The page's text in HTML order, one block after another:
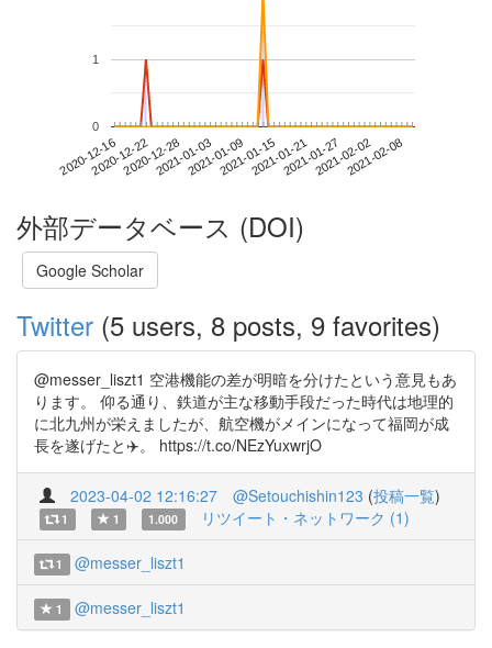
2020-12-162020-12-222020-12-282021-01-032021-01-092021-01-152021-01-212021-01-272021-02-022021-02-08
0
1
外部データベース (DOI)
Google Scholar
Twitter (5 users, 8 posts, 9 favorites)
@messer_liszt1 空港機能の差が明暗を分けたという意見もあ
ります。 仰る通り、鉄道が主な移動手段だった時代は地理的
に北九州が栄えましたが、航空機がメインになって福岡が成
長を遂げたと✈️。 https://t.co/NEzYuxwrjO
2023-04-02 12:16:27 @Setouchishin123 (投稿一覧)
1 1 1.000 リツイート・ネットワーク (1)
1 @messer_liszt1
1 @messer_liszt1